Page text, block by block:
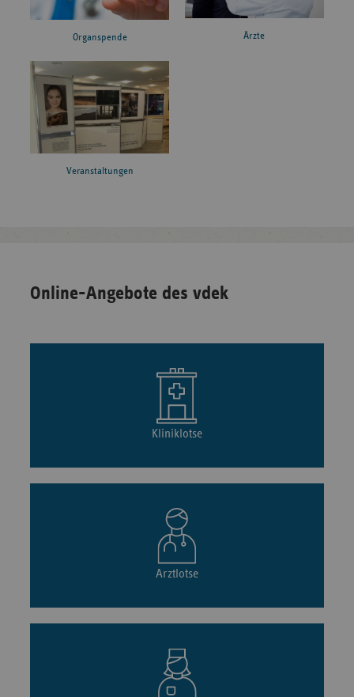
Organspende Ärzte
Veranstaltungen
Online-Angebote des vdek
Kliniklotse
Arztlotse